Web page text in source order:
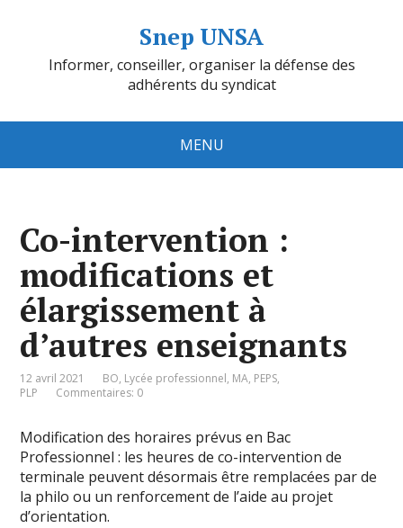
Snep UNSA
Informer, conseiller, organiser la défense des
adhérents du syndicat
MENU
Co-intervention :
modifications et
élargissement à
d’autres enseignants
12 avril 2021 BO, Lycée professionnel, MA, PEPS,
PLP
Commentaires: 0
Modification des horaires prévus en Bac
Professionnel : les heures de co-intervention de
terminale peuvent désormais être remplacées par de
la philo ou un renforcement de l’aide au projet
d’orientation.